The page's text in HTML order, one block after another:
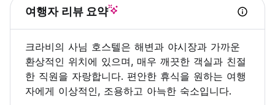
여행자 리뷰 요약
크라비의 사님 호스텔은 해변과 야시장과 가까운
환상적인 위치에 있으며, 매우 깨끗한 객실과 친절
한 직원을 자랑합니다. 편안한 휴식을 원하는 여행
자에게 이상적인, 조용하고 아늑한 숙소입니다.